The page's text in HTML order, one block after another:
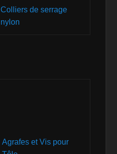
Colliers de serrage
nylon
Agrafes et Vis pour